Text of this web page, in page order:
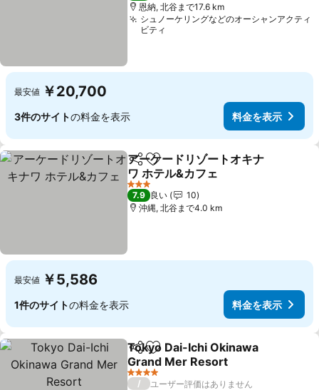
恩納, 北谷まで17.6 km
シュノーケリングなどのオーシャンアクティ
ビティ
最安値 ￥20,700
3件のサイトの料金を表示 料金を表示
シェアお気に入りに追加
アーケードリゾートオキナ
ワ ホテル&カフェ
料金を表示
3 ホテルのランク
7.9 良い
10
沖縄, 北谷まで4.0 km
最安値 ￥5,586
1件のサイトの料金を表示 料金を表示
シェアお気に入りに追加
Tokyo Dai-Ichi Okinawa
Grand Mer Resort
料金を表示
4 ホテルのランク
/
ユーザー評価はありません